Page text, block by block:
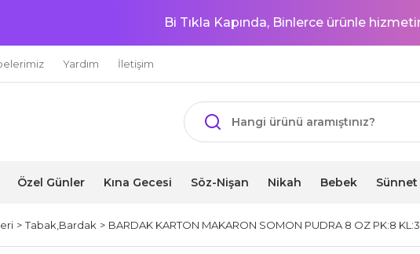
Bi Tıkla Kapında, Binlerce ürünle
Yardım İletişim
Özel Günler Kına Gecesi Söz-Nişan Nikah Bebek Sünnet
Tabak,Bardak BARDAK KARTON MAKARON SOMON PUDRA 8 OZ PK:8